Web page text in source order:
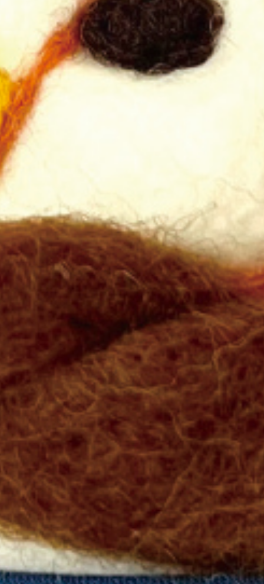
5. 完成！
【時間】営業カレンダーの『♠マーク』の日（所
間：お一人1時間程度）
※ひとりで刷れるようになれば、時間貸しの工
用も可能です。
工房利用を目的とした向けのワークショップで
シルクスクリーン工房利用について
すべての手順をマスターし、ひとりで完成のス
プまで出来るようになった方は、1時間単位で工
していただける「簡易ライセンス」を発行
す。
料金プラン（例）
・工房利用／１時間1,100円（インク代別途／
単位220円〜）
・製版／１枚2,200円(５枚綴りの製版シール
円:１枚あたり1,606円)
・Tシャツ、トートなどは店頭在庫、もしくは提
るカタログの販売上代の７掛け（70%）で仕入
きます。
・Tシャツ、トートなど持ち込みもOKです（熱
い化学繊維の素材は非推奨、綿100%推奨）
【ご予約方法】
メール、メールフォーム、お電話での先着受付
ります。以下の内容をご連絡ください。